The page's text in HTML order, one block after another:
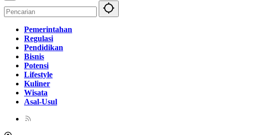
Pemerintahan
Regulasi
Pendidikan
Bisnis
Potensi
Lifestyle
Kuliner
Wisata
Asal-Usul